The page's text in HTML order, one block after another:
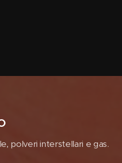
polveri interstellari e gas.